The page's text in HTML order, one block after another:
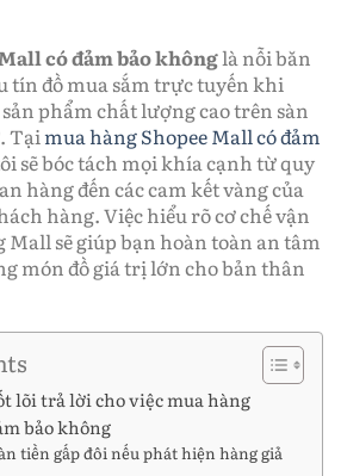
có đảm bảo khônglà nỗi băn
tín đồ mua sắm trực tuyến khi
phẩm chất lượng cao trên sàn
Tạimua hàng Shopee Mall có đảm
sẽ bóc tách mọi khía cạnh từ quy
hàng đến các cam kết vàng của
hàng. Việc hiểu rõ cơ chế vận
sẽ giúp bạn hoàn toàn an tâm
món đồ giá trị lớn cho bản thân
lõi trả lời cho việc mua hàng
bảo không
tiền gấp đôi nếu phát hiện hàng giả